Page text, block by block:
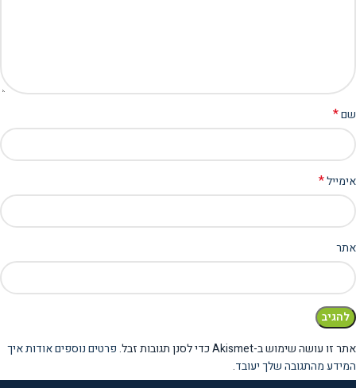
שם*
אימייל*
אתר
אתר זו עושה שימוש ב-Akismet כדי לסנן תגובות זבל.
פרטים נוספים אודות איך
המידע מהתגובה שלך יעובד.